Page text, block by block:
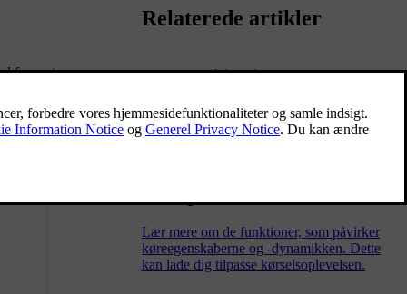
forvente en
Relaterede artikler
Trækspecifikationer og -
Trækvægte og kugletryk for kørsel med
Lær mere om de funktioner, som påvirker
køreegenskaberne og -dynamikken. Dette
kan lade dig tilpasse kørselsoplevelsen.